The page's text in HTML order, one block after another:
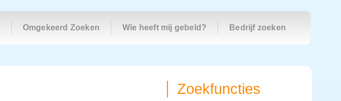
Omgekeerd Zoeken Wie heeft mij gebeld? Bedrijf zoeken
Zoekfuncties